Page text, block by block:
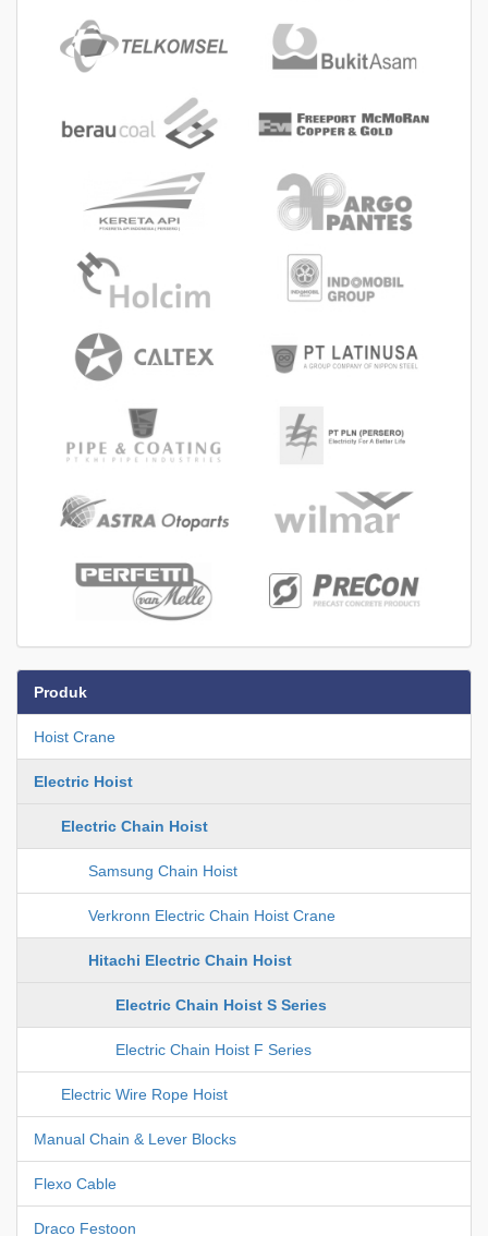
Produk
Hoist Crane
Electric Hoist
Electric Chain Hoist
Samsung Chain Hoist
Verkronn Electric Chain Hoist Crane
Hitachi Electric Chain Hoist
Electric Chain Hoist S Series
Electric Chain Hoist F Series
Electric Wire Rope Hoist
Manual Chain & Lever Blocks
Flexo Cable
Draco Festoon